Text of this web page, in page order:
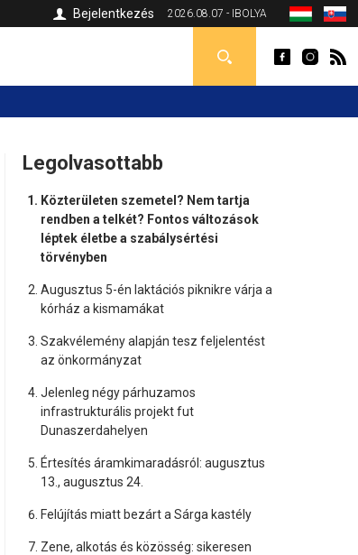
2026.08.07 - IBOLYA
Bejelentkezés
Legolvasottabb
Közterületen szemetel? Nem tartja
rendben a telkét? Fontos változások
léptek életbe a szabálysértési
törvényben
Augusztus 5-én laktációs piknikre várja a
kórház a kismamákat
Szakvélemény alapján tesz feljelentést
az önkormányzat
Jelenleg négy párhuzamos
infrastrukturális projekt fut
Dunaszerdahelyen
Értesítés áramkimaradásról: augusztus
13., augusztus 24.
Felújítás miatt bezárt a Sárga kastély
Zene, alkotás és közösség: sikeresen